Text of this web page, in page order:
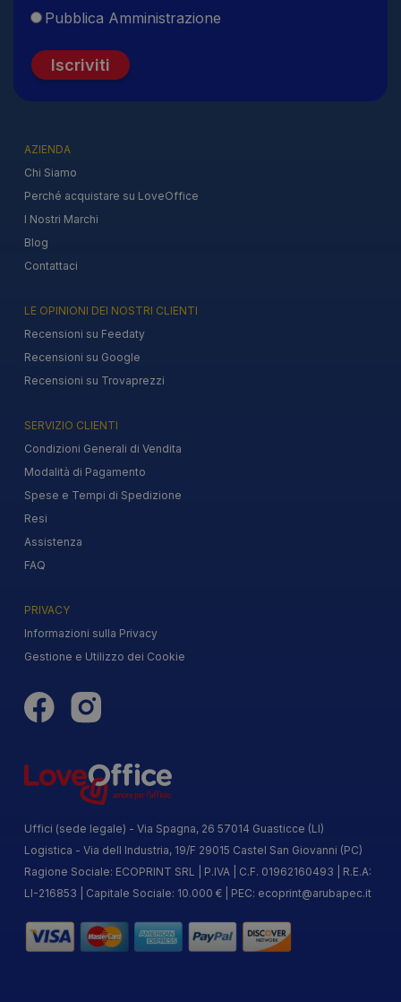
Pubblica Amministrazione
Iscriviti
AZIENDA
Chi Siamo
Perché acquistare su LoveOffice
I Nostri Marchi
Blog
Contattaci
LE OPINIONI DEI NOSTRI CLIENTI
Recensioni su Feedaty
Recensioni su Google
Recensioni su Trovaprezzi
SERVIZIO CLIENTI
Condizioni Generali di Vendita
Modalità di Pagamento
Spese e Tempi di Spedizione
Resi
Assistenza
FAQ
PRIVACY
Informazioni sulla Privacy
Gestione e Utilizzo dei Cookie
Uffici (sede legale) - Via Spagna, 26 57014 Guasticce (LI)
Logistica - Via dell Industria, 19/F 29015 Castel San Giovanni (PC)
Ragione Sociale: ECOPRINT SRL | P.IVA | C.F. 01962160493 | R.E.A:
LI-216853 | Capitale Sociale: 10.000 € | PEC: ecoprint@arubapec.it